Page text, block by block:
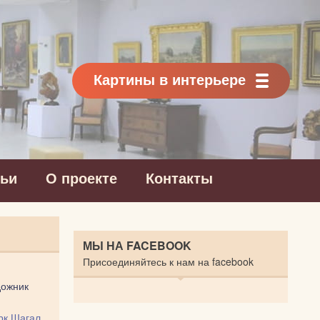
Картины в интерьере
О проекте Контакты
Шагал
МЫ НА FACEBOOK
Присоединяйтесь к нам на facebook